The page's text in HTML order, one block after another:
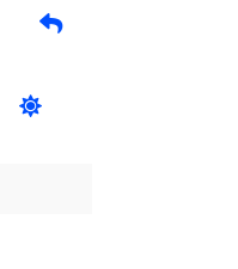

